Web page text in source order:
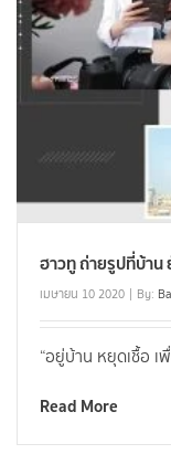
ฮาวทู ถ่ายรูปที่บ้าน
เมษายน 10 2020 By:
“อยู่บ้าน หยุดเชื้อ เ
Read More